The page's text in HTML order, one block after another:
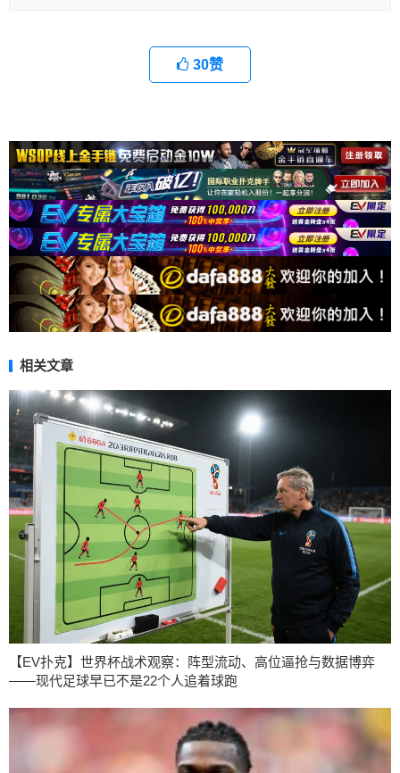
30赞
相关文章
【EV扑克】世界杯战术观察：阵型流动、高位逼抢与数据博弈
——现代足球早已不是22个人追着球跑